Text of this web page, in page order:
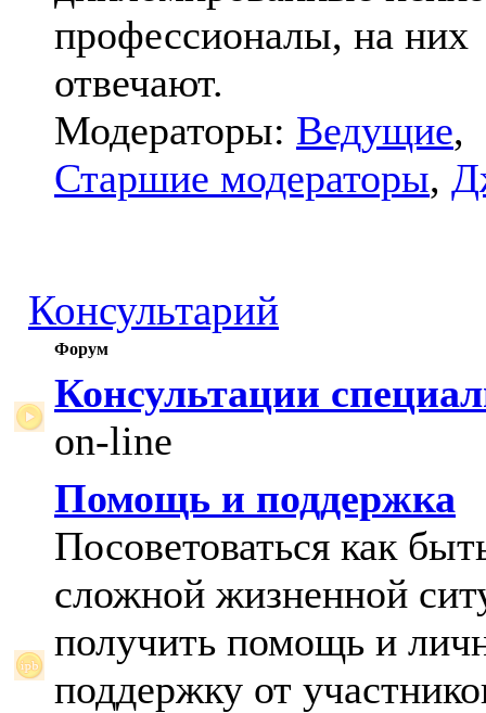
профессионалы, на них
отвечают.
Модераторы: Ведущие,
Старшие модераторы,
Консультарий
Форум
Консультации
on-line
Помощь и поддержка
Посоветоваться как
сложной жизненной
получить помощь и
поддержку от